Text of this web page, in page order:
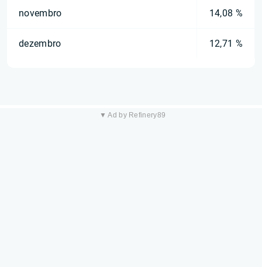
novembro 14,08 %
dezembro 12,71 %
▼ Ad by Refinery89